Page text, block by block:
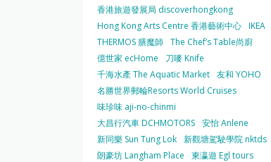
香港旅遊發展局 discoverhongkong
Hong Kong Arts Centre 香港藝術中心 IKEA
THERMOS 膳魔師 The Chef’s Table尚廚
億世家 ecHome
刀嘜 Knife
千海水產 The Aquatic Market 友和 YOHO
名勝世界郵輪Resorts World Cruises
味珍味 aji-no-chinmi
大昌行汽車 DCHMOTORS 安怡 Anlene
新同樂 Sun Tung Lok 新觀塘駕駛學院 nktds
朗豪坊 Langham Place
東瀛遊 Egl tours